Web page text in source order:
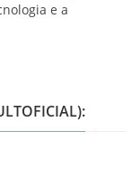
e a